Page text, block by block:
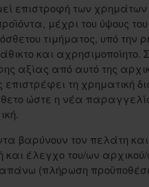
επιστροφή των
μέχρι του ύψους
τιμήματος, υπό την
και αχρησιμοποίητο.
αξίας από αυτό της
τη χρηματική
ώστε η νέα
βαρύνουν τον πελάτη
έλεγχο του/ων αρχικού/
(πλήρωση